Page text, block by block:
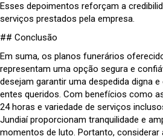
Esses depoimentos reforçam a
serviços prestados pela empresa.
## Conclusão
Em suma, os planos funerários
representam uma opção segura e
desejam garantir uma despedida digna
entes queridos. Com benefícios como
24 horas e variedade de serviços
Jundiaí proporcionam tranquilidade e
momentos de luto. Portanto,